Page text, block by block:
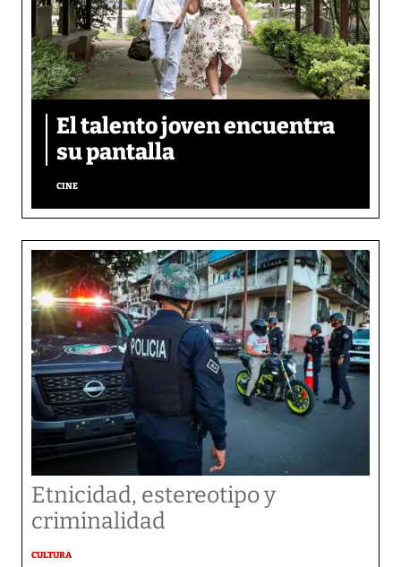
El talento joven encuentra
su pantalla​
CINE
Etnicidad, estereotipo y
criminalidad
CULTURA